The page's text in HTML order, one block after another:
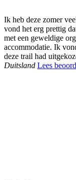
Ik heb deze zomer
vond het erg prettig
met een geweldige
accommodatie. Ik
deze trail had
Duitsland Lees